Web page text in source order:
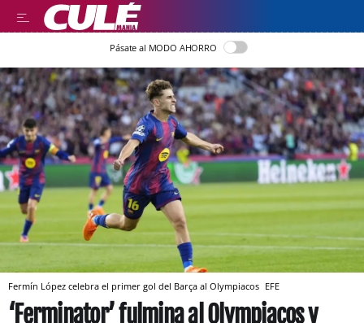
Pásate al MODO AHORRO
Fermín López celebra el primer gol del Barça al Olympiacos EFE
‘Ferminator’ fulmina al Olympiacos y